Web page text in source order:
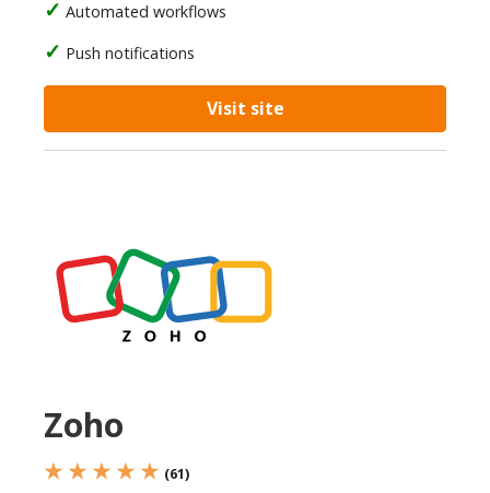
Automated workflows
Push notifications
Visit site
Zoho
★ ★ ★ ★ ★ (61)